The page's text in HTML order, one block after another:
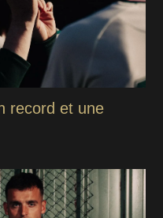
record et une